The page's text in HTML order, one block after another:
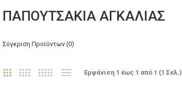
ΠΑΠΟΥΤΣΑΚΙΑ ΑΓΚΑΛΙΑΣ
Σύγκριση Προϊόντων (0)
Εμφάνιση 1 έως 1 από 1 (1 Σελ.)